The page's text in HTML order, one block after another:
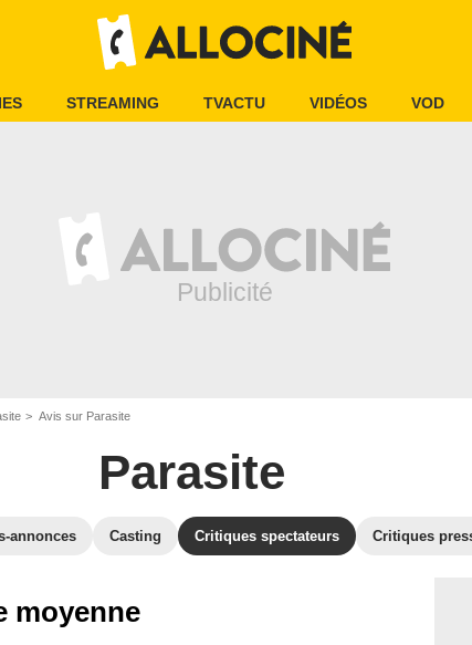
STREAMING TVACTU VIDÉOS VOD
Avis sur Parasite
Parasite
annonces Casting Critiques spectateurs Critiques
moyenne